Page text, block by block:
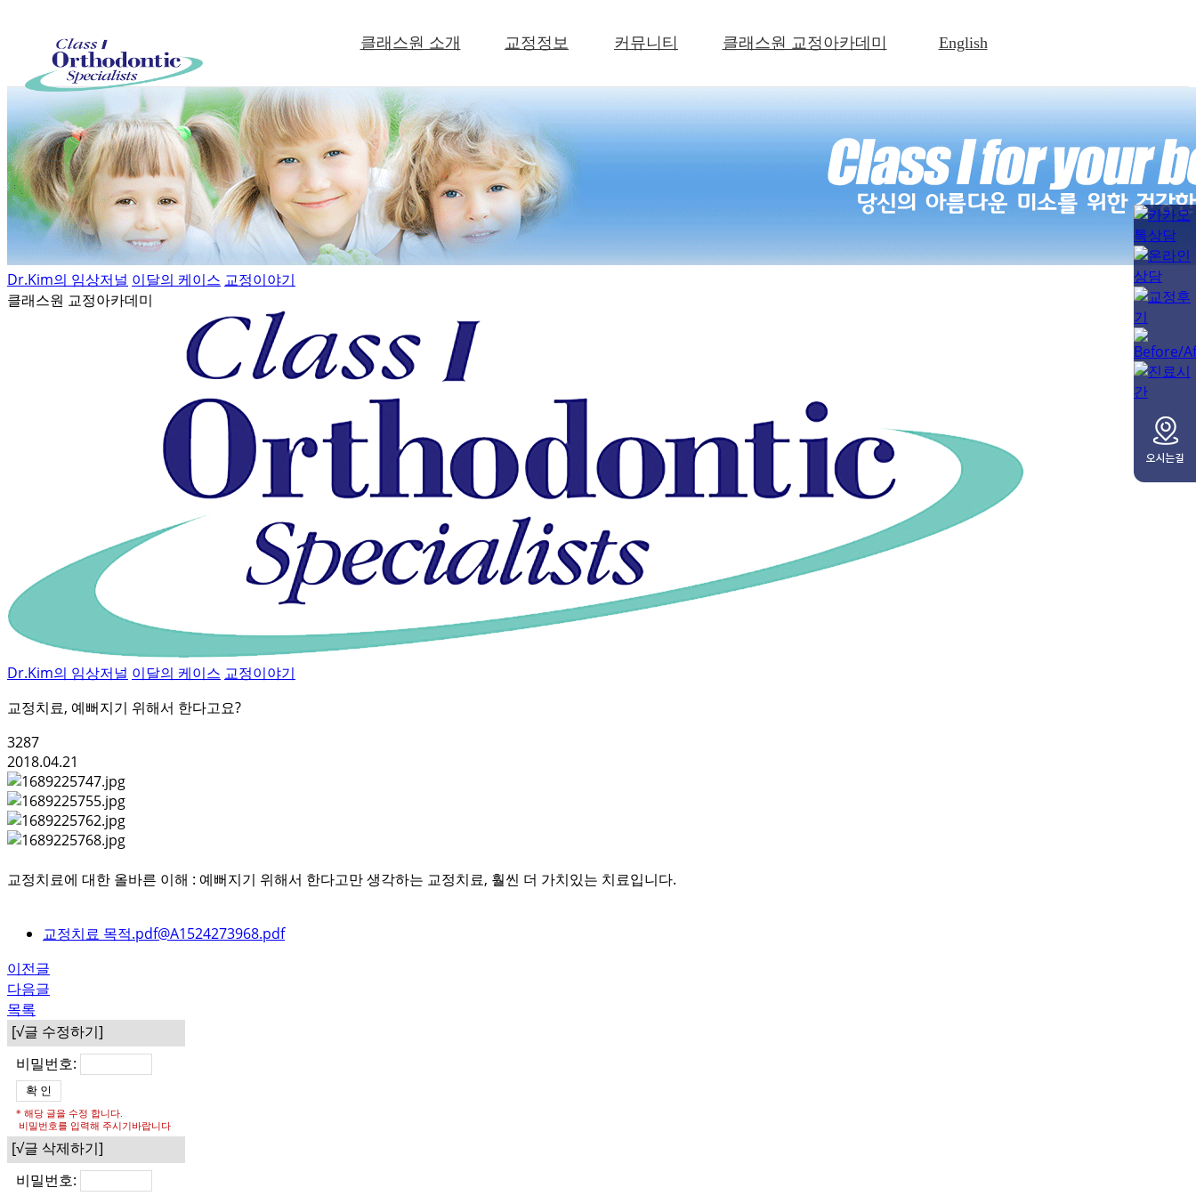
클래스원 소개 교정정보 커뮤니티 클래스원 교정아카데미 English
Dr.Kim의 임상저널 이달의 케이스 교정이야기
클래스원 교정아카데미
Dr.Kim의 임상저널 이달의 케이스 교정이야기
교정치료, 예뻐지기 위해서 한다고요?
3287
2018.04.21
교정치료에 대한 올바른 이해 : 예뻐지기 위해서 한다고만 생각하는 교정치료, 훨씬 더 가치있는 치료입니다.
교정치료 목적.pdf@A1524273968.pdf
이전글
다음글
목록
[√글 수정하기]
비밀번호:
* 해당 글을 수정 합니다.
비밀번호를 입력해 주시기바랍니다
[√글 삭제하기]
비밀번호: